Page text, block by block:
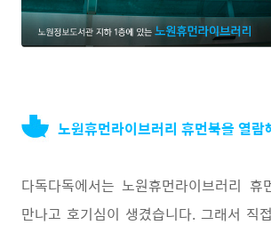
노원휴먼라이브러리 휴먼북을 열람
다독다독에서는 노원휴먼라이브러리 휴
만나고 호기심이 생겼습니다. 그래서 직